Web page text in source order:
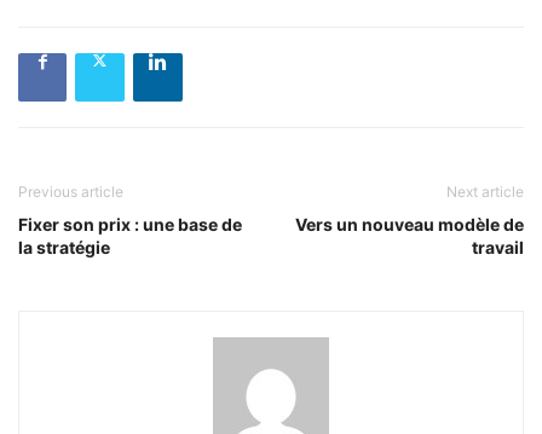
Previous article
Fixer son prix : une base de
la stratégie
Next article
Vers un nouveau modèle de
travail